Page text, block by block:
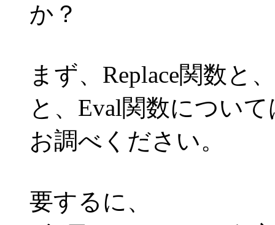
か？
まず、Replace関数と
と、Eval関数につい
お調べください。
要するに、